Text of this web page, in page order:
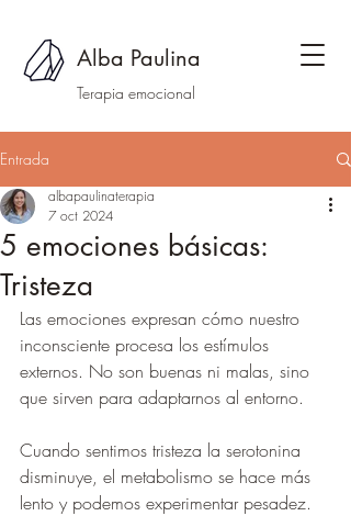
Alba Paulina
Terapia emocional
Entrada
5 emociones básicas:
Tristeza
albapaulinaterapia
7 oct 2024
Las emociones expresan cómo nuestro
inconsciente procesa los estímulos
externos. No son buenas ni malas, sino
que sirven para adaptarnos al entorno.
Cuando sentimos tristeza la serotonina
disminuye, el metabolismo se hace más
lento y podemos experimentar pesadez.